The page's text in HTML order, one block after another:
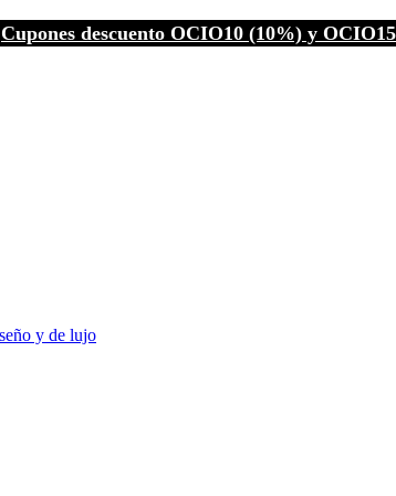
Cupones descuento OCIO10 (10%) y